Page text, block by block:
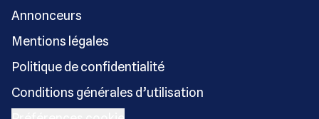
Annonceurs
Mentions légales
Politique de confidentialité
Conditions générales d’utilisation